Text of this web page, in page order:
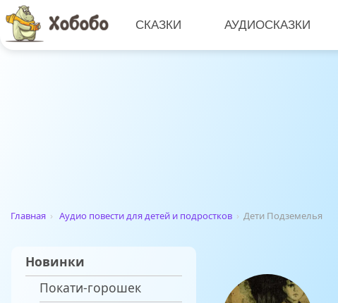
СКАЗКИ АУДИОСКАЗКИ
Главная › Аудио повести для детей и подростков › Дети Подземелья
Новинки
Покати-горошек